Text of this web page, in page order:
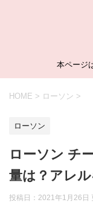
本ページ
HOME > ローソン >
ローソン
ローソン チ
量は？アレ
投稿日：2021年1月26日